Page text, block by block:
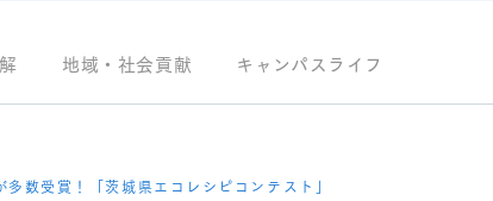
地域・社会貢献 キャンパスライフ
数受賞！「茨城県エコレシピコンテスト」